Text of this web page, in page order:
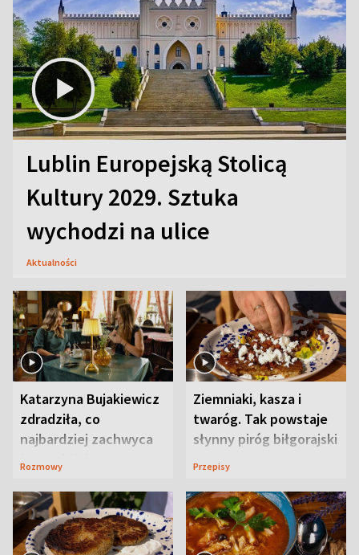
Lublin Europejską Stolicą
Kultury 2029. Sztuka
wychodzi na ulice
Aktualności
Katarzyna Bujakiewicz
zdradziła, co
najbardziej zachwyca
ją w Lublinie
Rozmowy
Ziemniaki, kasza i
twaróg. Tak powstaje
słynny piróg biłgorajski
Przepisy